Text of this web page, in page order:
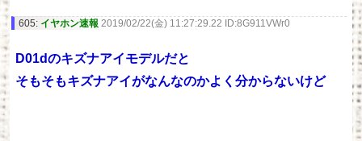
605: イヤホン速報 2019/02/22(金) 11:27:29.22 ID:8G911VWr0
D01dのキズナアイモデルだと
そもそもキズナアイがなんなのかよく分からないけど